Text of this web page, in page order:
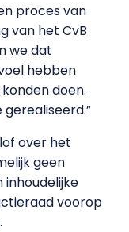
proces van
van het CvB
we dat
hebben
doen.
over het
geen
inhoudelijke
voorop